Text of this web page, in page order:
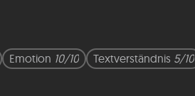
Emotion 10/10 Textverständnis 5/10